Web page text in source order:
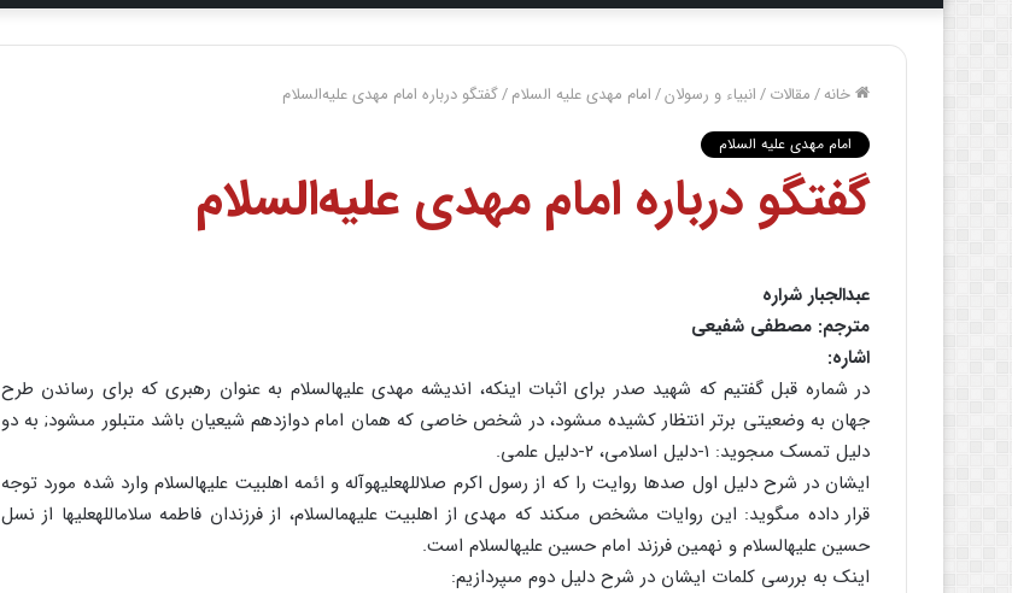
خانه/مقالات/انبیاء و رسولان/امام مهدی علیه السلام/گفتگو درباره امام مهدى علیه‌السلام
امام مهدی علیه السلام
گفتگو درباره امام مهدى علیه‌السلام
عبدالجبار شراره
مترجم: مصطفى شفیعى
اشاره:
در شماره قبل گفتیم که شهید صدر براى اثبات اینکه، اندیشه مهدى علیه‏السلام به عنوان رهبرى که براى رساندن طرح
جهان به وضعیتى برتر انتظار کشیده مى‏شود، در شخص خاصى که همان امام دوازدهم شیعیان باشد متبلور مى‏شود; به دو
دلیل تمسک مى‏جوید: ۱-دلیل اسلامى، ۲-دلیل علمى.
ایشان در شرح دلیل اول صدها روایت را که از رسول اکرم صل‏الله‏علیه‏وآله و ائمه اهل‏بیت علیه‏السلام وارد شده مورد توجه
قرار داده مى‏گوید: این روایات مشخص مى‏کند که مهدى از اهل‏بیت علیهم‏السلام، از فرزندان فاطمه سلام‏الله‏علیها از نسل
حسین علیه‏السلام و نهمین فرزند امام حسین علیه‏السلام است.
اینک به بررسى کلمات ایشان در شرح دلیل دوم مى‏پردازیم: